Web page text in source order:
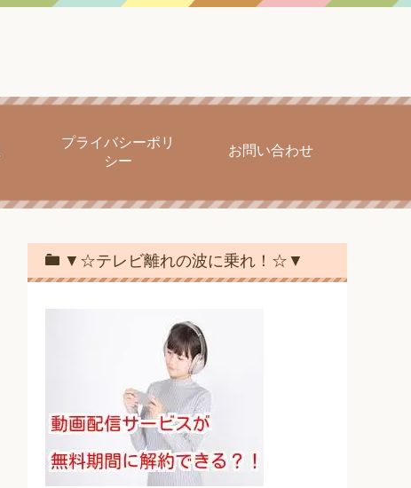
プライバシーポリ
シー
お問い合わせ
▼☆テレビ離れの波に乗れ！☆▼